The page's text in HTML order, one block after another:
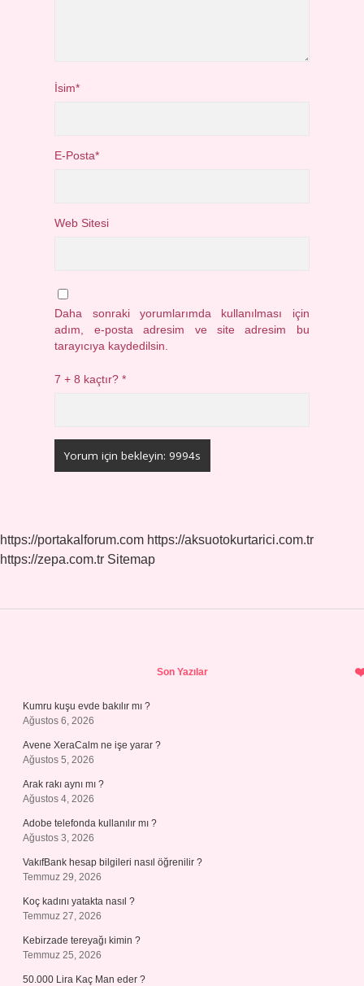
İsim*
E-Posta*
Web Sitesi
Daha sonraki yorumlarımda kullanılması için
adım, e-posta adresim ve site adresim bu
tarayıcıya kaydedilsin.
7 + 8 kaçtır?*
https://portakalforum.com https://aksuotokurtarici.com.tr
https://zepa.com.tr Sitemap
Son Yazılar
Kumru kuşu evde bakılır mı ?
Ağustos 6, 2026
Avene XeraCalm ne işe yarar ?
Ağustos 5, 2026
Arak rakı aynı mı ?
Ağustos 4, 2026
Adobe telefonda kullanılır mı ?
Ağustos 3, 2026
VakıfBank hesap bilgileri nasıl öğrenilir ?
Temmuz 29, 2026
Koç kadını yatakta nasıl ?
Temmuz 27, 2026
Kebirzade tereyağı kimin ?
Temmuz 25, 2026
50.000 Lira Kaç Man eder ?